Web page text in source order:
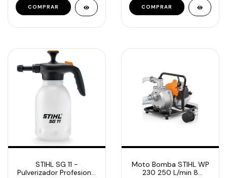
STIHL SG 11 -
Pulverizador Profesional
Moto Bomba STIHL WP
230 250 L/min 8